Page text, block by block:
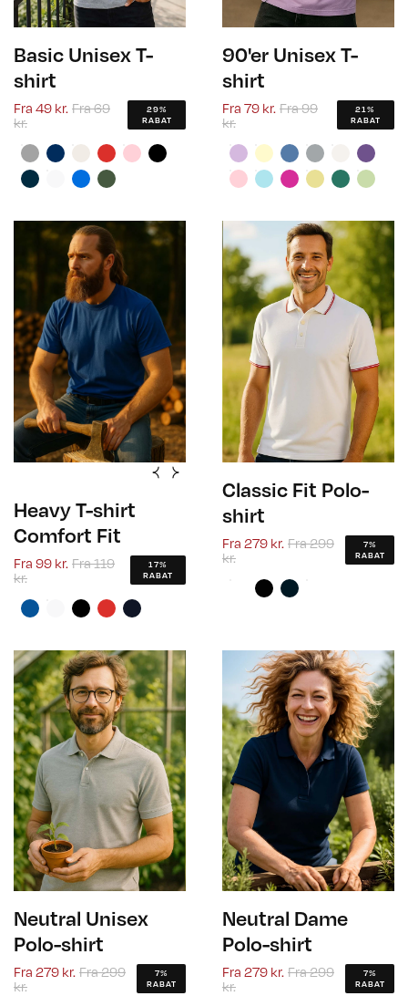
Basic Unisex T-
shirt
Fra 49 kr. Fra69
kr.
29%
RABAT
90'er Unisex T-
shirt
Fra 79 kr. Fra99
kr.
21%
RABAT
Heavy T-shirt
Comfort Fit
Fra 99 kr. Fra119
kr.
17%
RABAT
Classic Fit Polo-
shirt
Fra 279 kr. Fra299
kr.
7%
RABAT
Neutral Unisex
Polo-shirt
Fra 279 kr. Fra299
kr.
7%
RABAT
Neutral Dame
Polo-shirt
Fra 279 kr. Fra299
kr.
7%
RABAT